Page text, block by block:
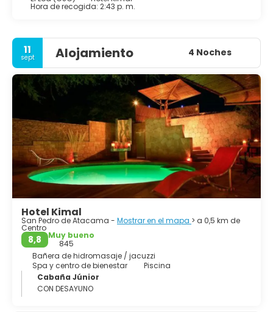
Hora de recogida: 2:43 p. m.
11
sept Alojamiento 4 Noches
Hotel Kimal
San Pedro de Atacama - Mostrar en el mapa > a 0,5 km de
Centro
8,8
Muy bueno
845
Bañera de hidromasaje / jacuzzi
Spa y centro de bienestar
Piscina
Cabaña Júnior
CON DESAYUNO